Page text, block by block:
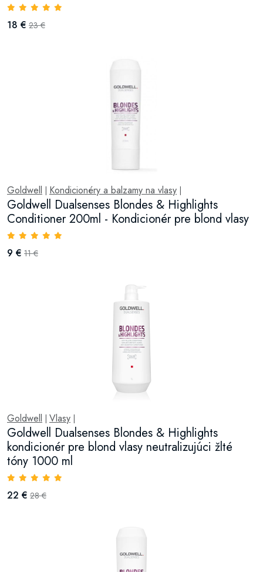
18 € 23 €
Goldwell Kondicionéry a balzamy na vlasy
Goldwell Dualsenses Blondes & Highlights
Conditioner 200ml - Kondicionér pre blond vlasy
9 € 11 €
Goldwell Vlasy
Goldwell Dualsenses Blondes & Highlights
kondicionér pre blond vlasy neutralizujúci žlté
tóny 1000 ml
22 € 28 €